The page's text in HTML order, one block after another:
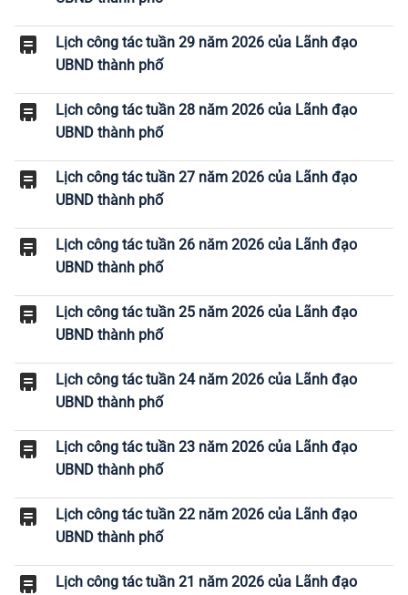
Lịch công tác tuần 29 năm 2026 của Lãnh đạo
UBND thành phố
Lịch công tác tuần 28 năm 2026 của Lãnh đạo
UBND thành phố
Lịch công tác tuần 27 năm 2026 của Lãnh đạo
UBND thành phố
Lịch công tác tuần 26 năm 2026 của Lãnh đạo
UBND thành phố
Lịch công tác tuần 25 năm 2026 của Lãnh đạo
UBND thành phố
Lịch công tác tuần 24 năm 2026 của Lãnh đạo
UBND thành phố
Lịch công tác tuần 23 năm 2026 của Lãnh đạo
UBND thành phố
Lịch công tác tuần 22 năm 2026 của Lãnh đạo
UBND thành phố
Lịch công tác tuần 21 năm 2026 của Lãnh đạo